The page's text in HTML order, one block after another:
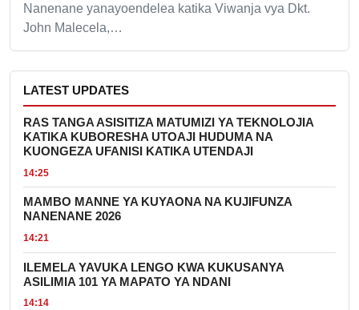
Nanenane yanayoendelea katika Viwanja vya Dkt.
John Malecela,…
LATEST UPDATES
RAS TANGA ASISITIZA MATUMIZI YA TEKNOLOJIA
KATIKA KUBORESHA UTOAJI HUDUMA NA
KUONGEZA UFANISI KATIKA UTENDAJI
14:25
MAMBO MANNE YA KUYAONA NA KUJIFUNZA
NANENANE 2026
14:21
ILEMELA YAVUKA LENGO KWA KUKUSANYA
ASILIMIA 101 YA MAPATO YA NDANI
14:14